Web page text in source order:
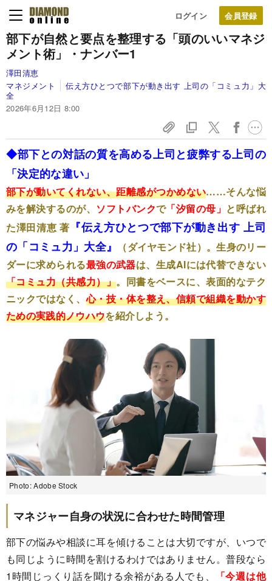
ログイン
部下が自然と要点を整理する「頭のいいマネジ
メント術」・ナンバー1
澤田清恵
マネジメント
伝え方ひとつで部下が動き出す 上司の「コミュ力」大
全
2026年6月12日 8:00
◆部下との対話の質を高める上司と疲弊する上司の
「決定的な違い」
部下が動いてくれない、距離感がつかめない……そんな悩
みを解決するのが、 ソフトバンクで「汐留の母」 と呼ばれ
た澤田清恵 著 『伝え方ひとつで部下が動き出す 上司
の「コミュ力」大全』
（ダイヤモンド社）。生身のリー
ダーに求められる最強の武器は、生成AIには代替できない
「コミュ力（共感力）」。同書をベースに、表面的なテク
ニックではなく、心・技・体を整え、信頼で組織を動かす
ための実践的ノウハウを紹介しよう。
Photo: Adobe Stock
マネジャー自身の状況に合わせた時間管理
部下の悩みや相談に耳を傾けることは大切ですが、いつで
も同じように時間を割けるわけではありません。普段なら
1時間じっくり話を聞ける余裕がある人でも、
「今週は他